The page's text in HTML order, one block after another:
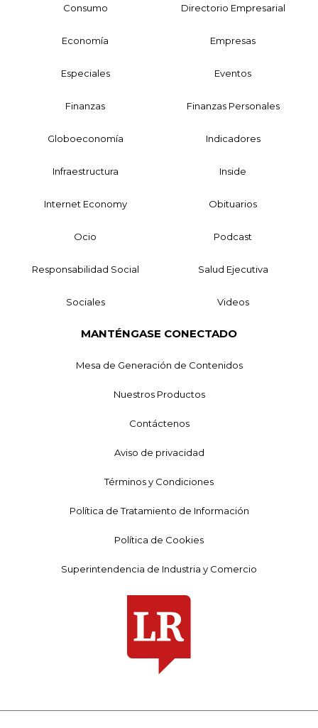
Consumo Directorio Empresarial
Economía Empresas
Especiales Eventos
Finanzas Finanzas Personales
Globoeconomía Indicadores
Infraestructura Inside
Internet Economy Obituarios
Ocio Podcast
Responsabilidad Social Salud Ejecutiva
Sociales Videos
MANTÉNGASE CONECTADO
Mesa de Generación de Contenidos
Nuestros Productos
Contáctenos
Aviso de privacidad
Términos y Condiciones
Política de Tratamiento de Información
Política de Cookies
Superintendencia de Industria y Comercio